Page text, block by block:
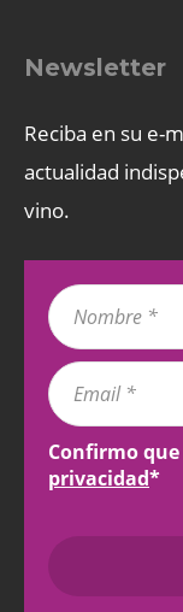
Newsletter
Reciba en su e-
actualidad
vino.
Confirmo
privacidad*